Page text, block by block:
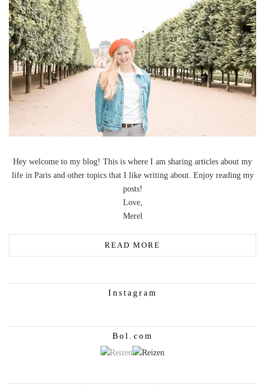
Hey welcome to my blog! This is where I am sharing articles about my
life in Paris and other topics that I like writing about. Enjoy reading my
posts!
Love,
Merel
READ MORE
Instagram
Bol.com